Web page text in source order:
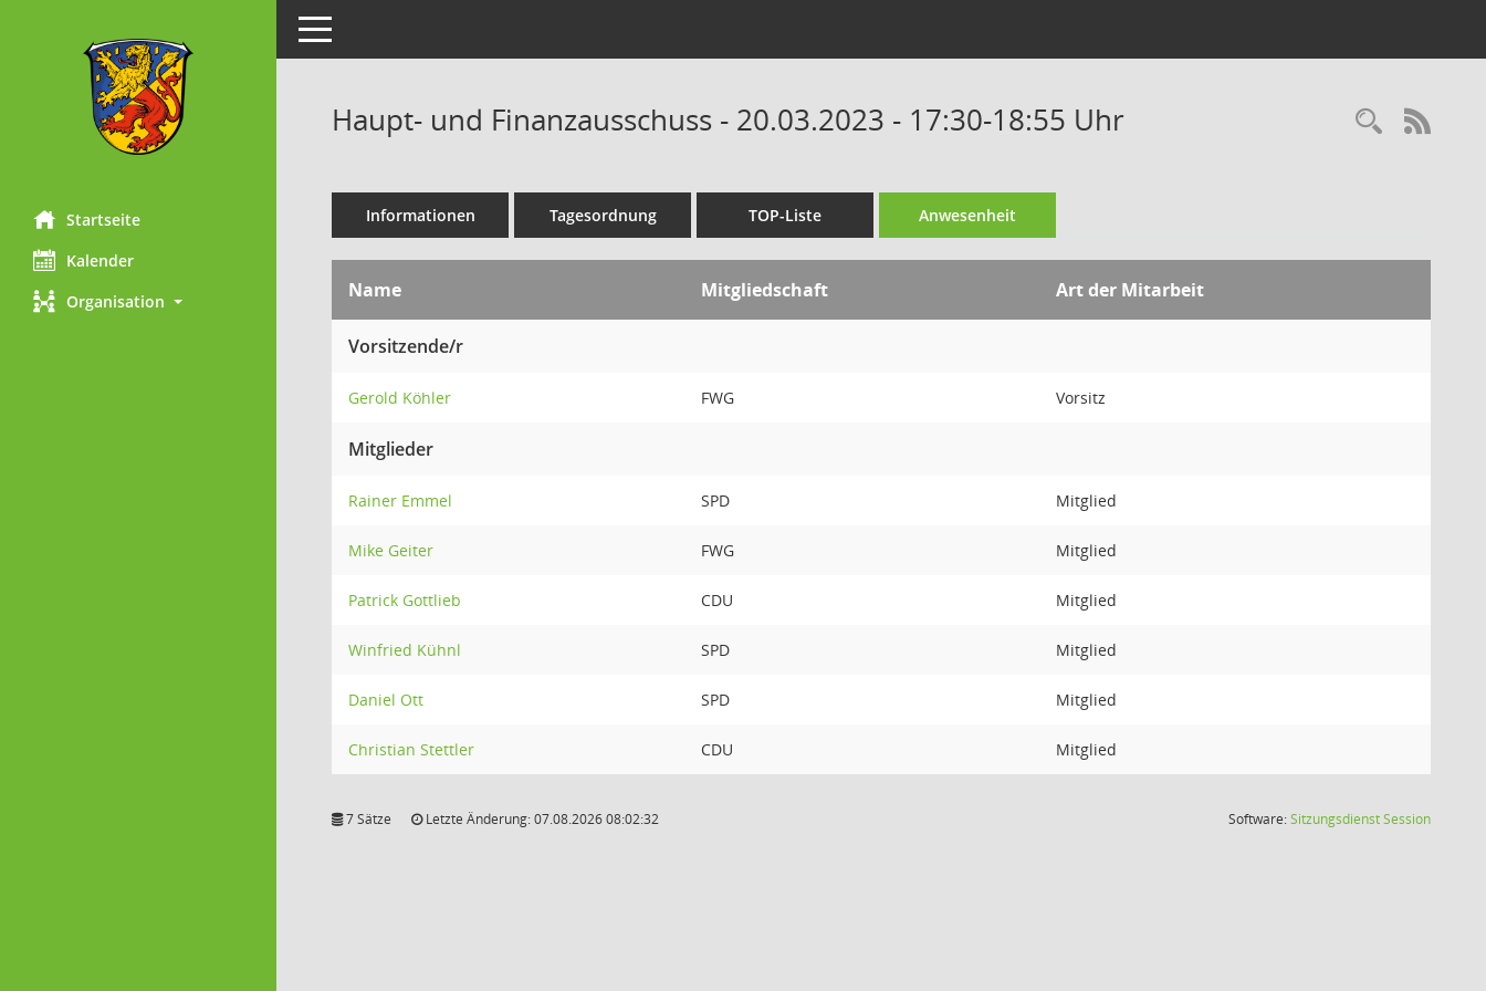
Startseite
Kalender
Organisation
Toggle navigation
Haupt- und Finanzausschuss - 20.03.2023 - 17:30-18:55 Uhr
Informationen Tagesordnung TOP-Liste Anwesenheit
Name Mitgliedschaft Art der Mitarbeit
Vorsitzende/r
Gerold Köhler FWG Vorsitz
Mitglieder
Rainer Emmel SPD Mitglied
Mike Geiter FWG Mitglied
Patrick Gottlieb CDU Mitglied
Winfried Kühnl SPD Mitglied
Daniel Ott SPD Mitglied
Christian Stettler CDU Mitglied
7 Sätze Letzte Änderung: 07.08.2026 08:02:32 Software:SitzungsdienstSession(Wird in